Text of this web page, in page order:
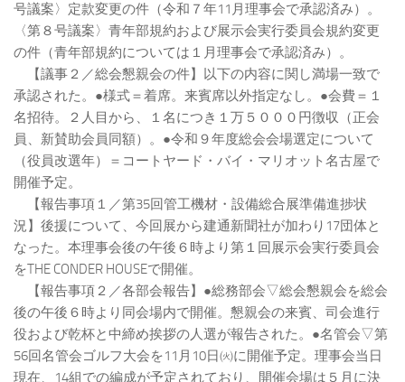
号議案〉定款変更の件（令和７年11月理事会で承認済み）。
〈第８号議案〉青年部規約および展示会実行委員会規約変更
の件（青年部規約については１月理事会で承認済み）。
【議事２／総会懇親会の件】以下の内容に関し満場一致で
承認された。●様式＝着席。来賓席以外指定なし。●会費＝１
名招待。２人目から、１名につき１万５０００円徴収（正会
員、新賛助会員同額）。●令和９年度総会会場選定について
（役員改選年）＝コートヤード・バイ・マリオット名古屋で
開催予定。
【報告事項１／第35回管工機材・設備総合展準備進捗状
況】後援について、今回展から建通新聞社が加わり17団体と
なった。本理事会後の午後６時より第１回展示会実行委員会
をTHE CONDER HOUSEで開催。
【報告事項２／各部会報告】●総務部会▽総会懇親会を総会
後の午後６時より同会場内で開催。懇親会の来賓、司会進行
役および乾杯と中締め挨拶の人選が報告された。●名管会▽第
56回名管会ゴルフ大会を11月10日㈫に開催予定。理事会当日
現在、14組での編成が予定されており、開催会場は５月に決